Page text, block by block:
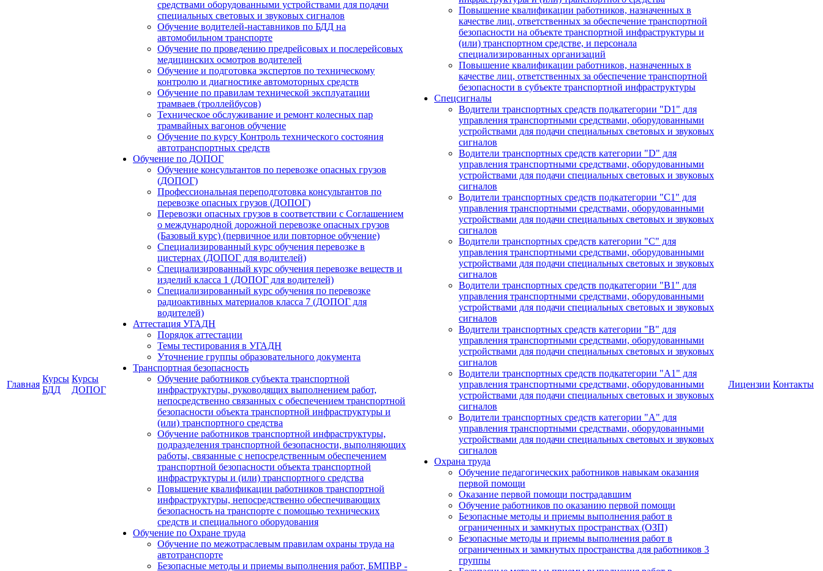
Главная
Курсы
БДД
Курсы
ДОПОГ
средствами оборудованными устройствами для подачи
специальных световых и звуковых сигналов
Обучение водителей-наставников по БДД на
автомобильном транспорте
Обучение по проведению предрейсовых и послерейсовых
медицинских осмотров водителей
Обучение и подготовка экспертов по техническому
контролю и диагностике автомоторных средств
Обучение по правилам технической эксплуатации
трамваев (троллейбусов)
Техническое обслуживание и ремонт колесных пар
трамвайных вагонов обучение
Обучение по курсу Контроль технического состояния
автотранспортных средств
Обучение по ДОПОГ
Обучение консультантов по перевозке опасных грузов
(ДОПОГ)
Профессиональная переподготовка консультантов по
перевозке опасных грузов (ДОПОГ)
Перевозки опасных грузов в соответствии с Соглашением
о международной дорожной перевозке опасных грузов
(Базовый курс) (первичное или повторное обучение)
Специализированный курс обучения перевозке в
цистернах (ДОПОГ для водителей)
Специализированный курс обучения перевозке веществ и
изделий класса 1 (ДОПОГ для водителей)
Специализированный курс обучения по перевозке
радиоактивных материалов класса 7 (ДОПОГ для
водителей)
Аттестация УГАДН
Порядок аттестации
Темы тестирования в УГАДН
Уточнение группы образовательного документа
Транспортная безопасность
Обучение работников субъекта транспортной
инфраструктуры, руководящих выполнением работ,
непосредственно связанных с обеспечением транспортной
безопасности объекта транспортной инфраструктуры и
(или) транспортного средства
Обучение работников транспортной инфраструктуры,
подразделения транспортной безопасности, выполняющих
работы, связанные с непосредственным обеспечением
транспортной безопасности объекта транспортной
инфраструктуры и (или) транспортного средства
Повышение квалификации работников транспортной
инфраструктуры, непосредственно обеспечивающих
безопасность на транспорте с помощью технических
средств и специального оборудования
Обучение по Охране труда
Обучение по межотраслевым правилам охраны труда на
автотранспорте
Безопасные методы и приемы выполнения работ, БМПВР -
Повышение квалификации работников, назначенных в
качестве лиц, ответственных за обеспечение транспортной
безопасности на объекте транспортной инфраструктуры и
(или) транспортном средстве, и персонала
специализированных организаций
Повышение квалификации работников, назначенных в
качестве лиц, ответственных за обеспечение транспортной
безопасности в субъекте транспортной инфраструктуры
Спецсигналы
Водители транспортных средств подкатегории "D1" для
управления транспортными средствами, оборудованными
устройствами для подачи специальных световых и звуковых
сигналов
Водители транспортных средств категории "D" для
управления транспортными средствами, оборудованными
устройствами для подачи специальных световых и звуковых
сигналов
Водители транспортных средств подкатегории "С1" для
управления транспортными средствами, оборудованными
устройствами для подачи специальных световых и звуковых
сигналов
Водители транспортных средств категории "С" для
управления транспортными средствами, оборудованными
устройствами для подачи специальных световых и звуковых
сигналов
Водители транспортных средств подкатегории "В1" для
управления транспортными средствами, оборудованными
устройствами для подачи специальных световых и звуковых
сигналов
Водители транспортных средств категории "В" для
управления транспортными средствами, оборудованными
устройствами для подачи специальных световых и звуковых
сигналов
Водители транспортных средств подкатегории "А1" для
управления транспортными средствами, оборудованными
устройствами для подачи специальных световых и звуковых
сигналов
Водители транспортных средств категории "А" для
управления транспортными средствами, оборудованными
устройствами для подачи специальных световых и звуковых
сигналов
Охрана труда
Обучение педагогических работников навыкам оказания
первой помощи
Оказание первой помощи пострадавшим
Обучение работников по оказанию первой помощи
Безопасные методы и приемы выполнения работ в
ограниченных и замкнутых пространствах (ОЗП)
Безопасные методы и приемы выполнения работ в
ограниченных и замкнутых пространства для работников 3
группы
Лицензии Контакты